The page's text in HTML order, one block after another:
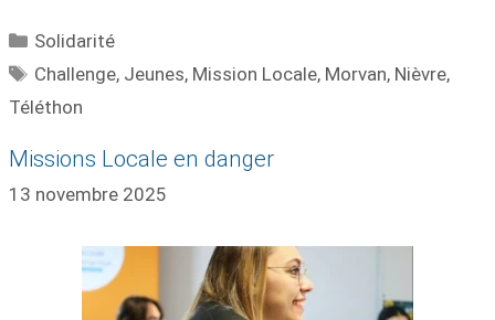
Solidarité
Challenge, Jeunes, Mission Locale, Morvan, Nièvre,
Téléthon
Missions Locale en danger
13 novembre 2025